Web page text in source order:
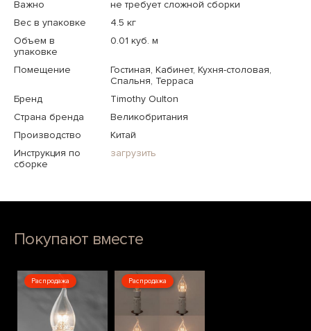
Важно
не требует сложной сборки
Вес в упаковке
4.5 кг
Объем в
упаковке
0.01 куб. м
Помещение
Гостиная, Кабинет, Кухня-столовая,
Спальня, Терраса
Бренд
Timothy Oulton
Страна бренда
Великобритания
Производство
Китай
Инструкция по
сборке
загрузить
Покупают вместе
Распродажа Распродажа